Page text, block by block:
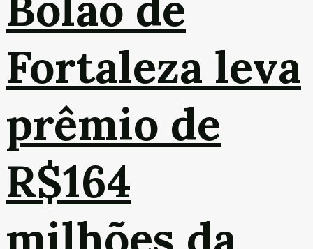
Fortaleza leva
prêmio de
R$164